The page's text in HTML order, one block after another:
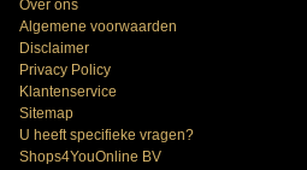
Over ons
Algemene voorwaarden
Disclaimer
Privacy Policy
Klantenservice
Sitemap
U heeft specifieke vragen?
Shops4YouOnline BV